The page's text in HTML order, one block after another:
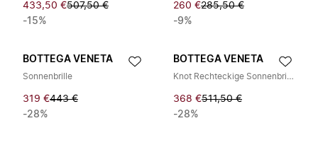
433,50 €507,50 €
-15%
260 €285,50 €
-9%
BOTTEGA VENETA
Sonnenbrille
319 €443 €
-28%
BOTTEGA VENETA
Knot Rechteckige Sonnenbrille
368 €511,50 €
-28%